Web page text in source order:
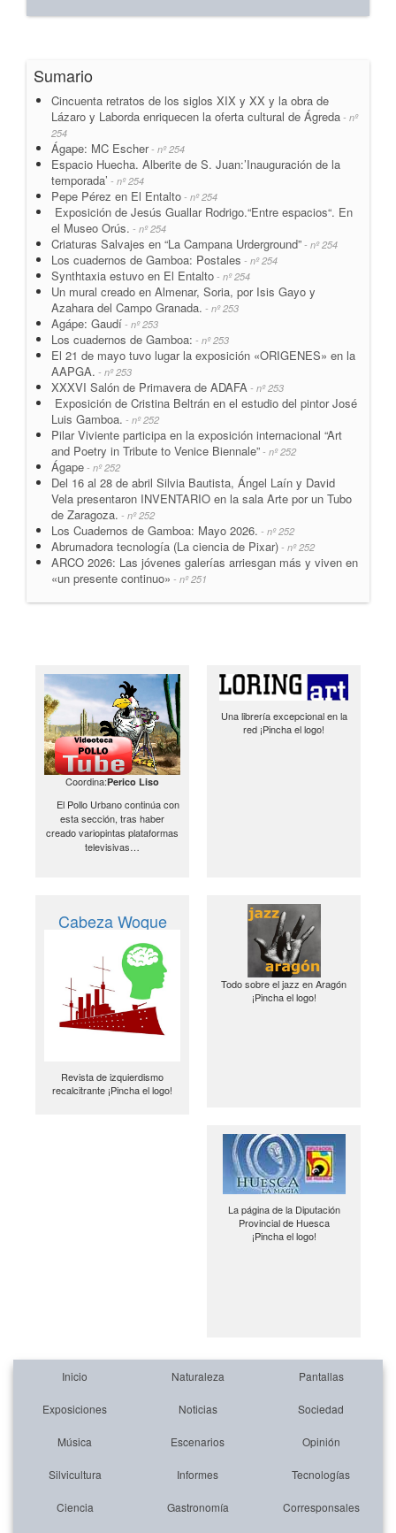
Sumario
Cincuenta retratos de los siglos XIX y XX y la obra de
Lázaro y Laborda enriquecen la oferta cultural de Ágreda - nº
254
Ágape: MC Escher- nº 254
Espacio Huecha. Alberite de S. Juan:’Inauguración de la
temporada’ - nº 254
Pepe Pérez en El Entalto - nº 254
Exposición de Jesús Guallar Rodrigo.“Entre espacios“. En
el Museo Orús. - nº 254
Criaturas Salvajes en “La Campana Urderground” - nº 254
Los cuadernos de Gamboa: Postales - nº 254
Synthtaxia estuvo en El Entalto - nº 254
Un mural creado en Almenar, Soria, por Isis Gayo y
Azahara del Campo Granada. - nº 253
Agápe: Gaudí - nº 253
Los cuadernos de Gamboa: - nº 253
El 21 de mayo tuvo lugar la exposición «ORIGENES» en la
AAPGA. - nº 253
XXXVI Salón de Primavera de ADAFA - nº 253
Exposición de Cristina Beltrán en el estudio del pintor José
Luis Gamboa. - nº 252
Pilar Viviente participa en la exposición internacional “Art
and Poetry in Tribute to Venice Biennale” - nº 252
Ágape - nº 252
Del 16 al 28 de abril Silvia Bautista, Ángel Laín y David
Vela presentaron INVENTARIO en la sala Arte por un Tubo
de Zaragoza. - nº 252
Los Cuadernos de Gamboa: Mayo 2026. - nº 252
Abrumadora tecnología (La ciencia de Pixar) - nº 252
ARCO 2026: Las jóvenes galerías arriesgan más y viven en
«un presente continuo» - nº 251
Coordina:Perico Liso
El Pollo Urbano continúa con
esta sección, tras haber
creado variopintas plataformas
televisivas…
Una librería excepcional en la
red ¡Pincha el logo!
Cabeza Woque
Revista de izquierdismo
recalcitrante ¡Pincha el logo!
Todo sobre el jazz en Aragón
¡Pincha el logo!
La página de la Diputación
Provincial de Huesca
¡Pincha el logo!
Inicio Naturaleza Pantallas
Exposiciones Noticias Sociedad
Música Escenarios Opinión
Silvicultura Informes Tecnologías
Ciencia Gastronomía Corresponsales